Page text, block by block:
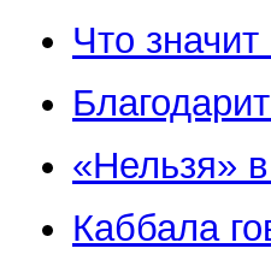
Что
«Нельзя»
Каббала